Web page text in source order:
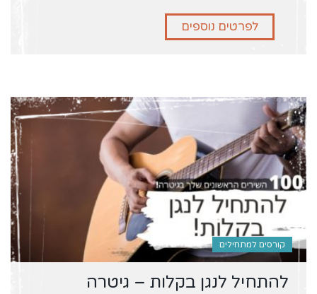
לפרטים נוספים
קורסים למתחילים
להתחיל לנגן בקלות – גיטרה